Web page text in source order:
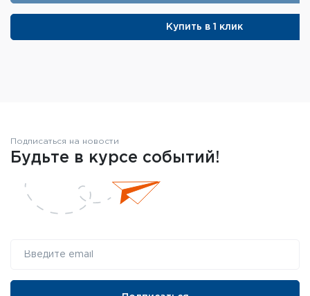
Купить в 1 клик
Подписаться на новости
Будьте в курсе событий!